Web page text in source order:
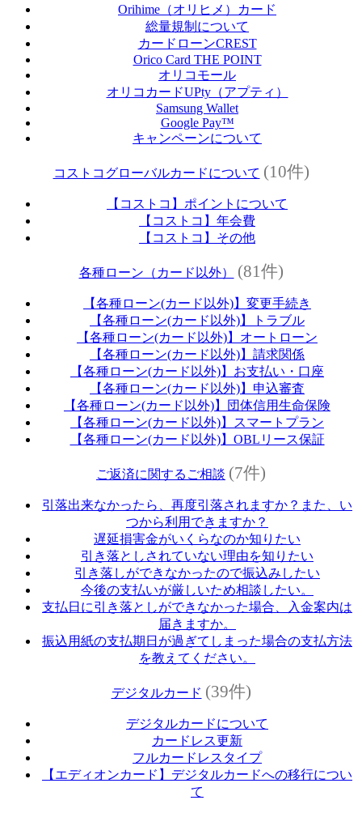
Orihime（オリヒメ）カード
総量規制について
カードローンCREST
Orico Card THE POINT
オリコモール
オリコカードUPty（アプティ）
Samsung Wallet
Google Pay™
キャンペーンについて
コストコグローバルカードについて (10件)
【コストコ】ポイントについて
【コストコ】年会費
【コストコ】その他
各種ローン（カード以外） (81件)
【各種ローン(カード以外)】変更手続き
【各種ローン(カード以外)】トラブル
【各種ローン(カード以外)】オートローン
【各種ローン(カード以外)】請求関係
【各種ローン(カード以外)】お支払い・口座
【各種ローン(カード以外)】申込審査
【各種ローン(カード以外)】団体信用生命保険
【各種ローン(カード以外)】スマートプラン
【各種ローン(カード以外)】OBLリース保証
ご返済に関するご相談 (7件)
引落出来なかったら、再度引落されますか？また、い
つから利用できますか？
遅延損害金がいくらなのか知りたい
引き落としされていない理由を知りたい
引き落しができなかったので振込みしたい
今後の支払いが厳しいため相談したい。
支払日に引き落としができなかった場合、入金案内は
届きますか。
振込用紙の支払期日が過ぎてしまった場合の支払方法
を教えてください。
デジタルカード (39件)
デジタルカードについて
カードレス更新
フルカードレスタイプ
【エディオンカード】デジタルカードへの移行につい
て